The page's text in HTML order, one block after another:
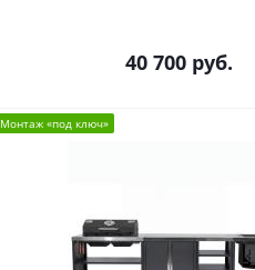
40 700руб.
Монтаж «под ключ»